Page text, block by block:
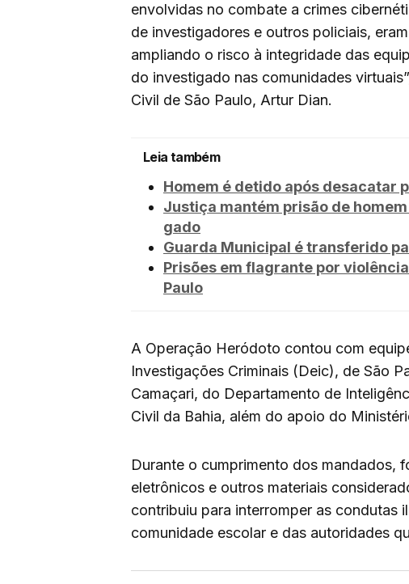
envolvidas no combate a crimes
de investigadores e outros policiais,
ampliando o risco à integridade das
do investigado nas comunidades
Civil de São Paulo, Artur Dian.
Leia também
Homem é detido após desacatar
Justiça mantém prisão de
gado
Guarda Municipal é transferido
Prisões em flagrante por
Paulo
A Operação Heródoto contou com
Investigações Criminais (Deic), de São
Camaçari, do Departamento de
Civil da Bahia, além do apoio do
Durante o cumprimento dos mandados,
eletrônicos e outros materiais
contribuiu para interromper as condutas
comunidade escolar e das autoridades